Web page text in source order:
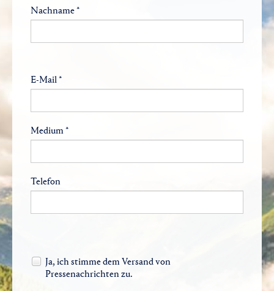
Nachname *
E-Mail *
Medium *
Telefon
Ja, ich stimme dem Versand von
Pressenachrichten zu.